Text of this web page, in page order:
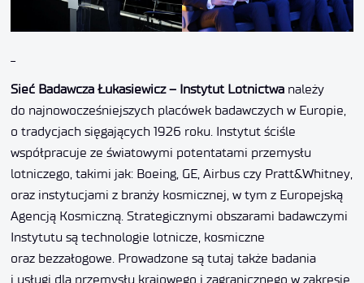
Sieć Badawcza Łukasiewicz – Instytut Lotnictwa należy
do najnowocześniejszych placówek badawczych w Europie,
o tradycjach sięgających 1926 roku. Instytut ściśle
współpracuje ze światowymi potentatami przemysłu
lotniczego, takimi jak: Boeing, GE, Airbus czy Pratt&Whitney,
oraz instytucjami z branży kosmicznej, w tym z Europejską
Agencją Kosmiczną. Strategicznymi obszarami badawczymi
Instytutu są technologie lotnicze, kosmiczne
oraz bezzałogowe. Prowadzone są tutaj także badania
i usługi dla przemysłu krajowego i zagranicznego w zakresie